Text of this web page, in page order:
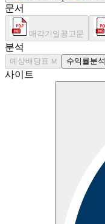
문서
매각기일공고문
분석
예상배당표 M 수익률분석
사이트